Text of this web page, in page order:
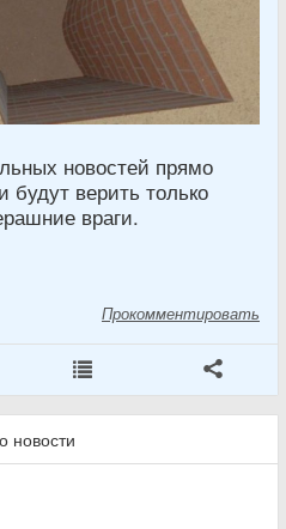
новостей прямо
верить только
враги.
Прокомментировать
новости